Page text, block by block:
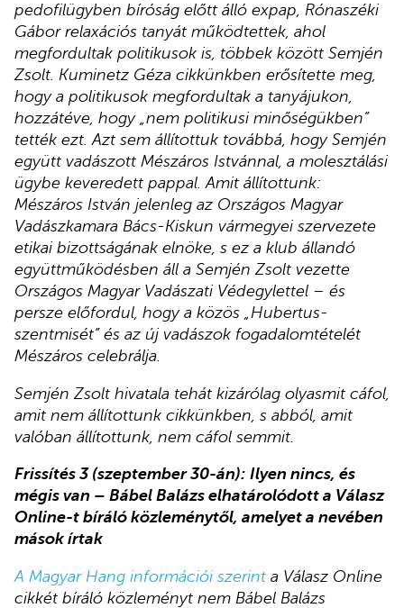
pedofilügyben bíróság előtt álló expap, Rónaszéki
Gábor relaxációs tanyát működtettek, ahol
megfordultak politikusok is, többek között Semjén
Zsolt. Kuminetz Géza cikkünkben erősítette meg,
hogy a politikusok megfordultak a tanyájukon,
hozzátéve, hogy „nem politikusi minőségükben”
tették ezt. Azt sem állítottuk továbbá, hogy Semjén
együtt vadászott Mészáros Istvánnal, a molesztálási
ügybe keveredett pappal. Amit állítottunk:
Mészáros István jelenleg az Országos Magyar
Vadászkamara Bács-Kiskun vármegyei szervezete
etikai bizottságának elnöke, s ez a klub állandó
együttműködésben áll a Semjén Zsolt vezette
Országos Magyar Vadászati Védegylettel – és
persze előfordul, hogy a közös „Hubertus-
szentmisét” és az új vadászok fogadalomtételét
Mészáros celebrálja.
Semjén Zsolt hivatala tehát kizárólag olyasmit cáfol,
amit nem állítottunk cikkünkben, s abból, amit
valóban állítottunk, nem cáfol semmit.
Frissítés 3 (szeptember 30-án): Ilyen nincs, és
mégis van – Bábel Balázs elhatárolódott a Válasz
Online-t bíráló közleménytől, amelyet a nevében
mások írtak
A Magyar Hang információi szerint a Válasz Online
cikkét bíráló közleményt nem Bábel Balázs